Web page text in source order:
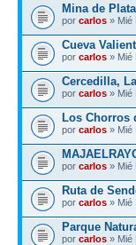
Mina de
por carlos » Mié
Cueva
por carlos » Mié
Cercedilla,
por carlos » Mié
Los Chorros
por carlos » Mié
por carlos » Mié
Ruta de
por carlos » Mié
Parque
por carlos » Mié